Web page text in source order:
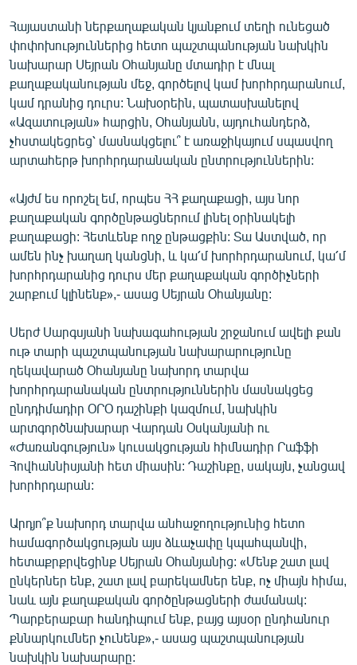
ԱՐԽԻՎ
ՏԵՍԱՆՅՈՒԹԵՐ
ԲԱՆԱՎԵՃ
ՁԳՏԵԼՈՎ ԼԱՎԱԳՈՒՅՆԻՆ
ՓՈԴՔԱՍԹ
English
Русский
ՀԵՏԵՎԵՔ ՄԵԶ
«Ազատության» բոլոր կայքերը
Հայաստանի ներքաղաքական կյանքում տեղի ունեցած
փոփոխություններից հետո պաշտպանության նախկին
նախարար Սեյրան Օհանյանը մտադիր է մնալ
քաղաքականության մեջ, գործելով կամ խորհրդարանում,
կամ դրանից դուրս: Նախօրեին, պատասխանելով
«Ազատության» հարցին, Օհանյանն, այդուհանդերձ,
չհստակեցրեց՝ մասնակցելու՞ է առաջիկայում սպասվող
արտահերթ խորհրդարանական ընտրություններին:
«Այժմ ես որոշել եմ, որպես ՀՀ քաղաքացի, այս նոր
քաղաքական գործընթացներում լինել օրինակելի
քաղաքացի: Հետևենք ողջ ընթացքին: Տա Աստված, որ
ամեն ինչ խաղաղ կանցնի, և կա՛մ խորհրդարանում, կա՛մ
խորհրդարանից դուրս մեր քաղաքական գործիչների
շարքում կլինենք»,- ասաց Սեյրան Օհանյանը:
Սերժ Սարգսյանի նախագահության շրջանում ավելի քան
ութ տարի պաշտպանության նախարարությունը
ղեկավարած Օհանյանը նախորդ տարվա
խորհրդարանական ընտրություններին մասնակցեց
ընդդիմադիր ՕՐՕ դաշինքի կազմում, նախկին
արտգործնախարար Վարդան Օսկանյանի ու
«Ժառանգություն» կուսակցության հիմնադիր Րաֆֆի
Հովհաննիսյանի հետ միասին: Դաշինքը, սակայն, չանցավ
խորհրդարան:
Արդյո՞ք նախորդ տարվա անհաջողությունից հետո
համագործակցության այս ձևաչափը կպահպանվի,
հետաքրքրվեցինք Սեյրան Օհանյանից: «Մենք շատ լավ
ընկերներ ենք, շատ լավ բարեկամներ ենք, ոչ միայն հիմա,
նաև այն քաղաքական գործընթացների ժամանակ:
Պարբերաբար հանդիպում ենք, բայց այսօր ընդհանուր
քննարկումներ չունենք»,- ասաց պաշտպանության
նախկին նախարարը: